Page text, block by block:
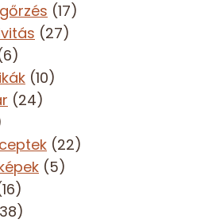
(17)
(27)
(10)
(24)
(22)
(5)